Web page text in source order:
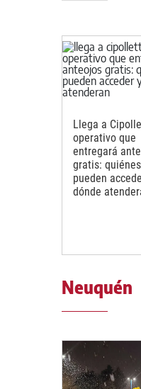
Llega a
operativo que
entregará
gratis: quiénes
pueden
dónde
Neuquén